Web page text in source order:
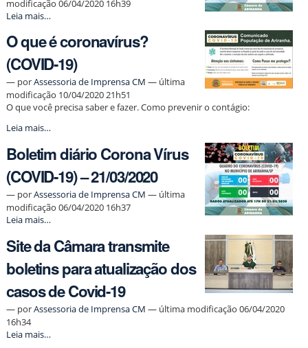
23/03/2020
-
modificação 06/04/2020 16h39
Boletim
Corona
Vírus
(COVID-
19)
–
22/03/2020
-
Leia mais…
O que é coronavírus?
(COVID-19)
— porAssessoria de Imprensa CM — última
modificação 10/04/2020 21h51
O que você precisa saber e fazer. Como prevenir o contágio:
O
é
coronavírus?
(COVID-
19)
-
Leia mais…
Boletim diário Corona Vírus
(COVID-19) – 21/03/2020
— porAssessoria de Imprensa CM — última
modificação 06/04/2020 16h37
Boletim
Corona
Vírus
(COVID-
19)
–
21/03/2020
-
Leia mais…
Site da Câmara transmite
boletins para atualização dos
casos de Covid-19
— porAssessoria de Imprensa CM — última modificação 06/04/2020
16h34
Site
Leia mais…